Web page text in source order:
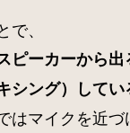
、
ピーカーから
シング）してい
マイクを近づ